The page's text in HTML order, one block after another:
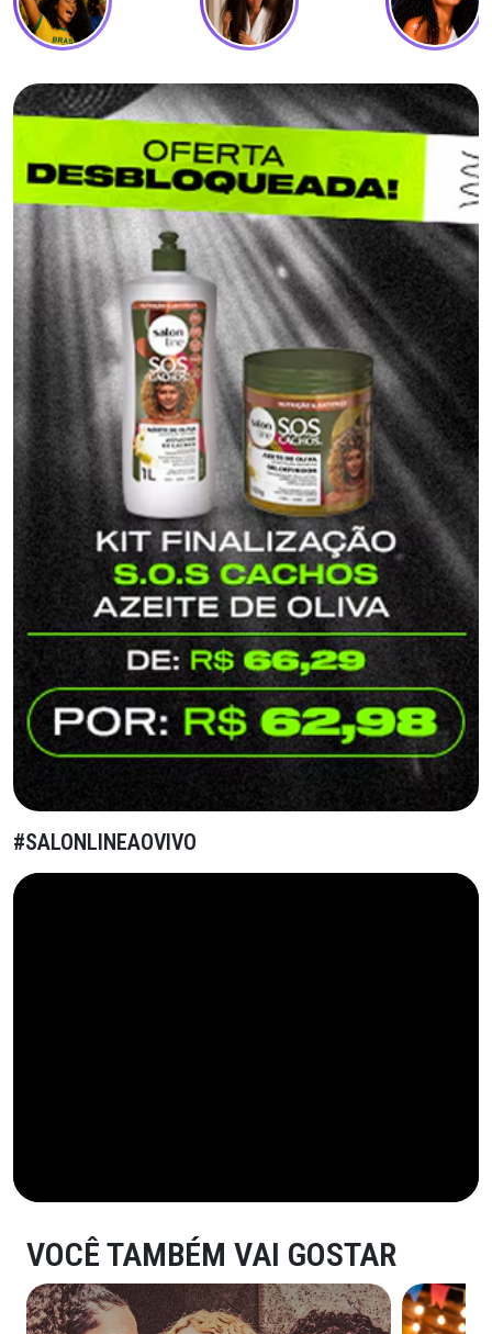
#SALONLINEAOVIVO
VOCÊ TAMBÉM VAI GOSTAR